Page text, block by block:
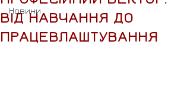
Новини
ВІД НАВЧАННЯ ДО
ПРАЦЕВЛАШТУВАННЯ